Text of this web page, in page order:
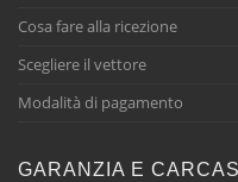
Cosa fare alla ricezione
Scegliere il vettore
Modalità di pagamento
GARANZIA E